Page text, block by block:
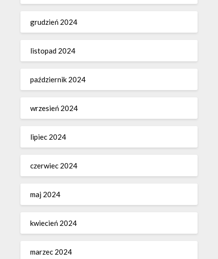
grudzień 2024
listopad 2024
październik 2024
wrzesień 2024
lipiec 2024
czerwiec 2024
maj 2024
kwiecień 2024
marzec 2024